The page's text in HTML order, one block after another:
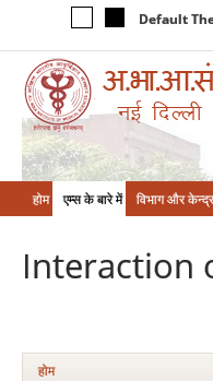
Default
होम एम्‍स के बारे में विभाग और केन्‍द्र
Interaction
होम